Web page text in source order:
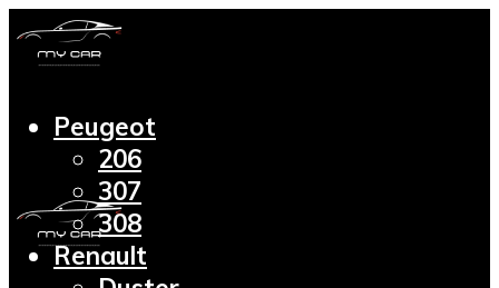
Peugeot
206
307
308
Renault